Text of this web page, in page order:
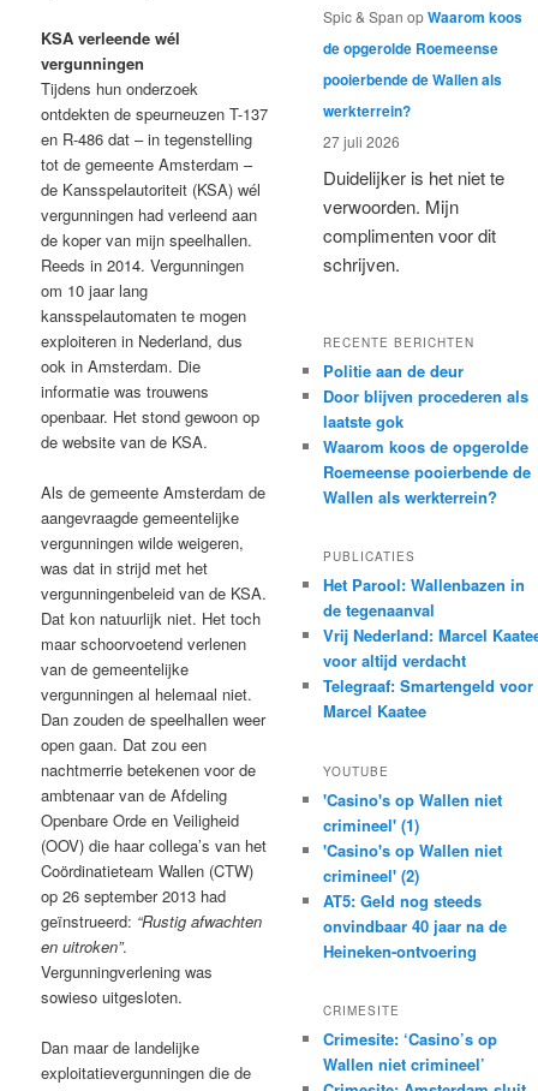
KSA verleende wél
vergunningen
Tijdens hun onderzoek
ontdekten de speurneuzen T-137
en R-486 dat – in tegenstelling
tot de gemeente Amsterdam –
de Kansspelautoriteit (KSA) wél
vergunningen had verleend aan
de koper van mijn speelhallen.
Reeds in 2014. Vergunningen
om 10 jaar lang
kansspelautomaten te mogen
exploiteren in Nederland, dus
ook in Amsterdam. Die
informatie was trouwens
openbaar. Het stond gewoon op
de website van de KSA.
Als de gemeente Amsterdam de
aangevraagde gemeentelijke
vergunningen wilde weigeren,
was dat in strijd met het
vergunningenbeleid van de KSA.
Dat kon natuurlijk niet. Het toch
maar schoorvoetend verlenen
van de gemeentelijke
vergunningen al helemaal niet.
Dan zouden de speelhallen weer
open gaan. Dat zou een
nachtmerrie betekenen voor de
ambtenaar van de Afdeling
Openbare Orde en Veiligheid
(OOV) die haar collega’s van het
Coördinatieteam Wallen (CTW)
op 26 september 2013 had
geïnstrueerd: “Rustig afwachten
en uitroken”.
Vergunningverlening was
sowieso uitgesloten.
Dan maar de landelijke
exploitatievergunningen die de
Spic & Span opWaarom koos
de opgerolde Roemeense
pooierbende de Wallen als
werkterrein?
27 juli 2026
Duidelijker is het niet te
verwoorden. Mijn
complimenten voor dit
schrijven.
RECENTE BERICHTEN
Politie aan de deur
Door blijven procederen als
laatste gok
Waarom koos de opgerolde
Roemeense pooierbende de
Wallen als werkterrein?
PUBLICATIES
Het Parool: Wallenbazen in
de tegenaanval
Vrij Nederland: Marcel
voor altijd verdacht
Telegraaf: Smartengeld voor
Marcel Kaatee
YOUTUBE
'Casino's op Wallen niet
crimineel' (1)
'Casino's op Wallen niet
crimineel' (2)
AT5: Geld nog steeds
onvindbaar 40 jaar na de
Heineken-ontvoering
CRIMESITE
Crimesite: ‘Casino’s op
Wallen niet crimineel’